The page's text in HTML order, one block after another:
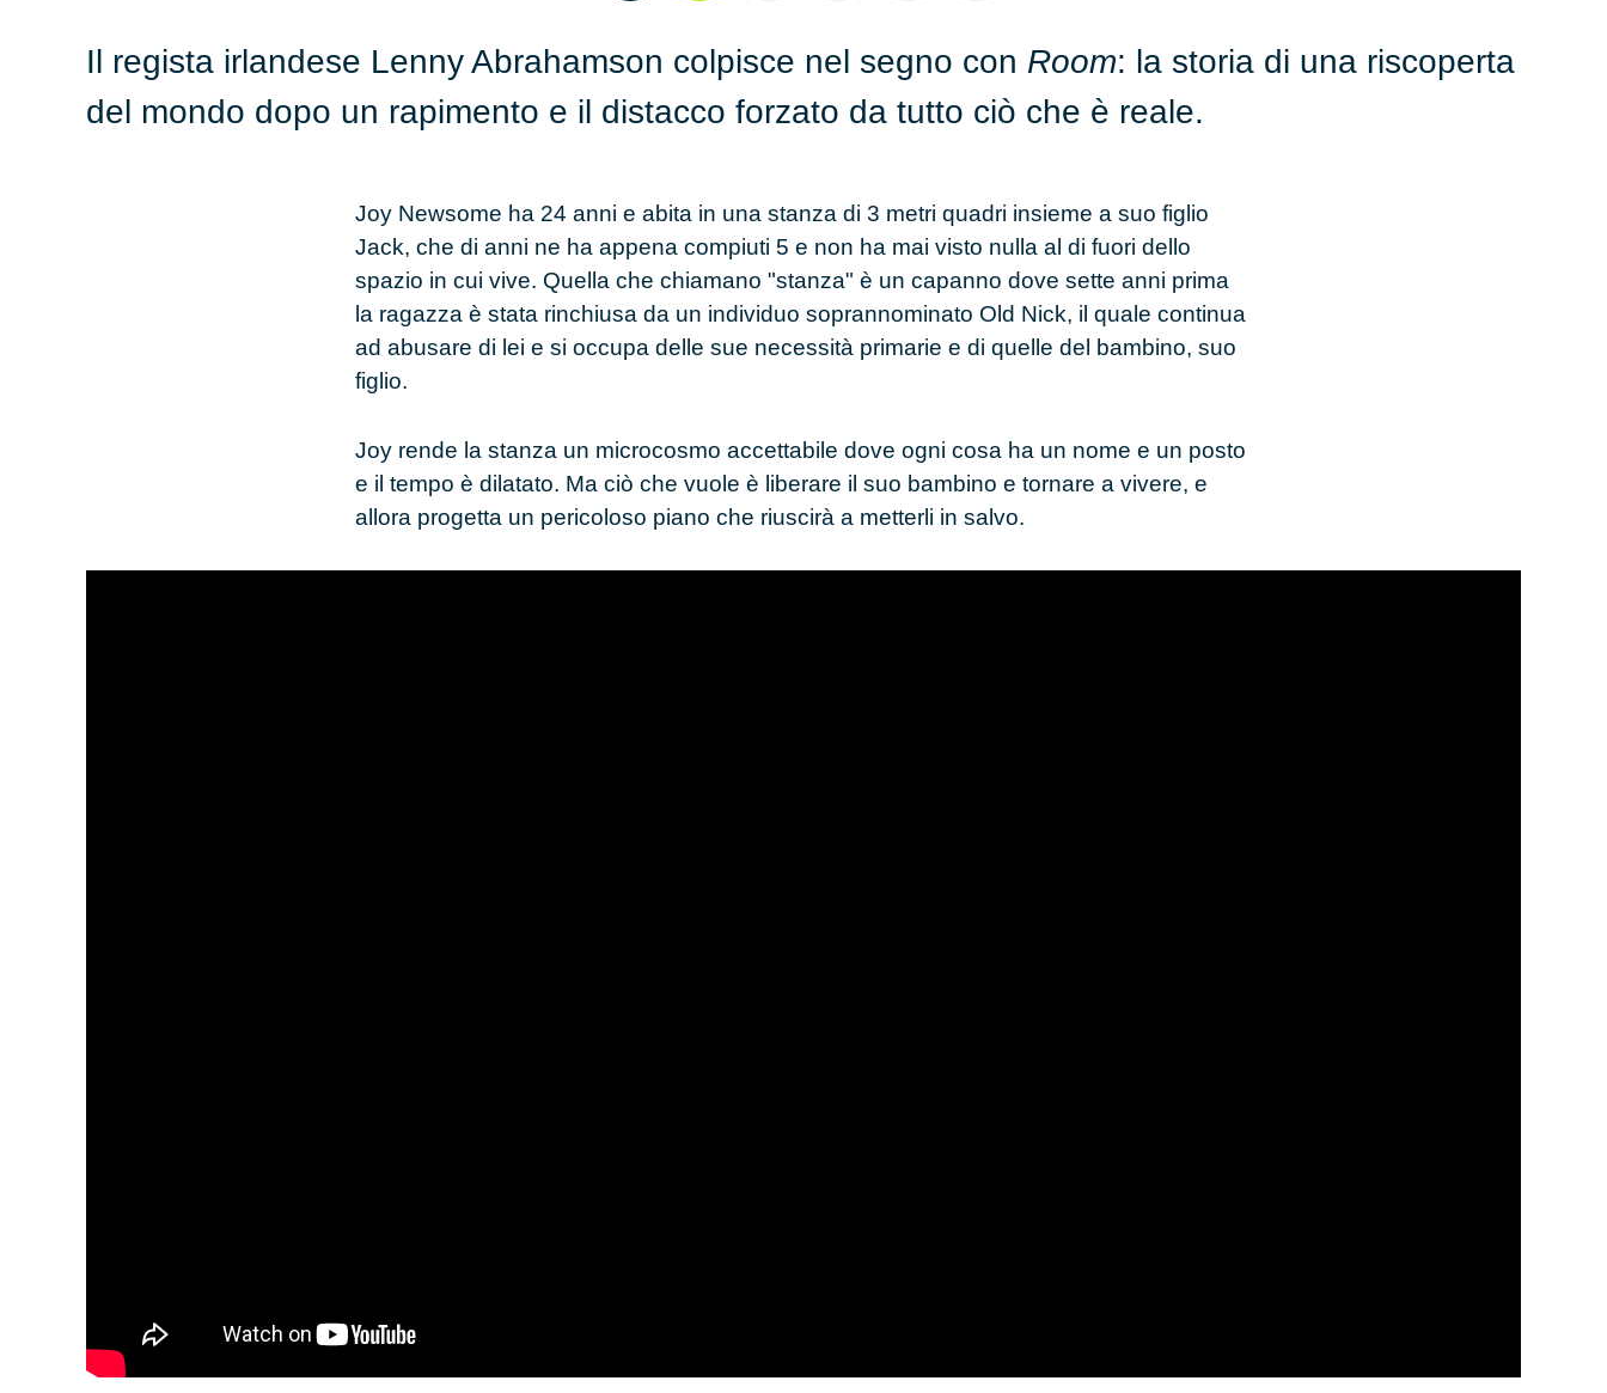
Il regista irlandese Lenny Abrahamson colpisce nel segno con Room: la storia di una riscoperta
del mondo dopo un rapimento e il distacco forzato da tutto ciò che è reale.
Joy Newsome ha 24 anni e abita in una stanza di 3 metri quadri insieme a suo figlio
Jack, che di anni ne ha appena compiuti 5 e non ha mai visto nulla al di fuori dello
spazio in cui vive. Quella che chiamano "stanza" è un capanno dove sette anni prima
la ragazza è stata rinchiusa da un individuo soprannominato Old Nick, il quale continua
ad abusare di lei e si occupa delle sue necessità primarie e di quelle del bambino, suo
figlio.
Joy rende la stanza un microcosmo accettabile dove ogni cosa ha un nome e un posto
e il tempo è dilatato. Ma ciò che vuole è liberare il suo bambino e tornare a vivere, e
allora progetta un pericoloso piano che riuscirà a metterli in salvo.